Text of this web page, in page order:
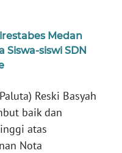
Medan
Siswa-siswi SDN
Reski Basyah
baik dan
atas
Nota